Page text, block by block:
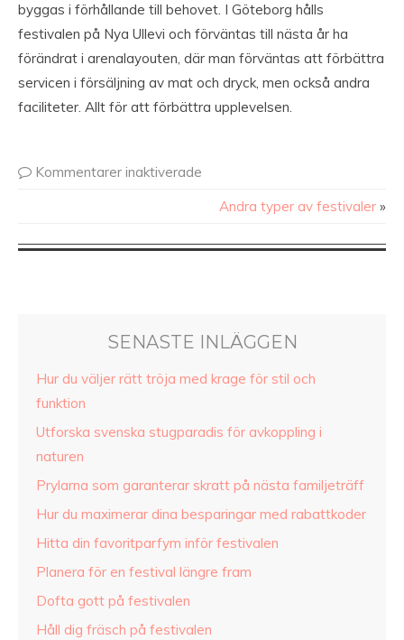
byggas i förhållande till behovet. I Göteborg hålls
festivalen på Nya Ullevi och förväntas till nästa år ha
förändrat i arenalayouten, där man förväntas att förbättra
servicen i försäljning av mat och dryck, men också andra
faciliteter. Allt för att förbättra upplevelsen.
Kommentarer inaktiverade
Andra typer av festivaler »
SENASTE INLÄGGEN
Hur du väljer rätt tröja med krage för stil och
funktion
Utforska svenska stugparadis för avkoppling i
naturen
Prylarna som garanterar skratt på nästa familjeträff
Hur du maximerar dina besparingar med rabattkoder
Hitta din favoritparfym inför festivalen
Planera för en festival längre fram
Dofta gott på festivalen
Håll dig fräsch på festivalen